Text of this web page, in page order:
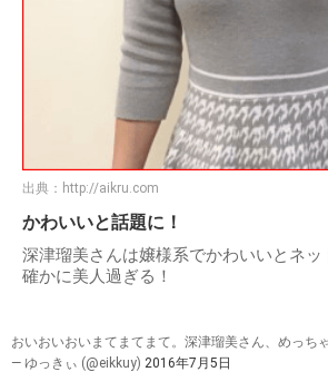
出典： http://aikru.com
かわいいと話題に！
深津瑠美さんは嬢様系でかわいいとネッ
確かに美人過ぎる！
おいおいおいまてまてまて。深津瑠美さん、めっち
— ゆっきぃ (@eikkuy) 2016年7月5日